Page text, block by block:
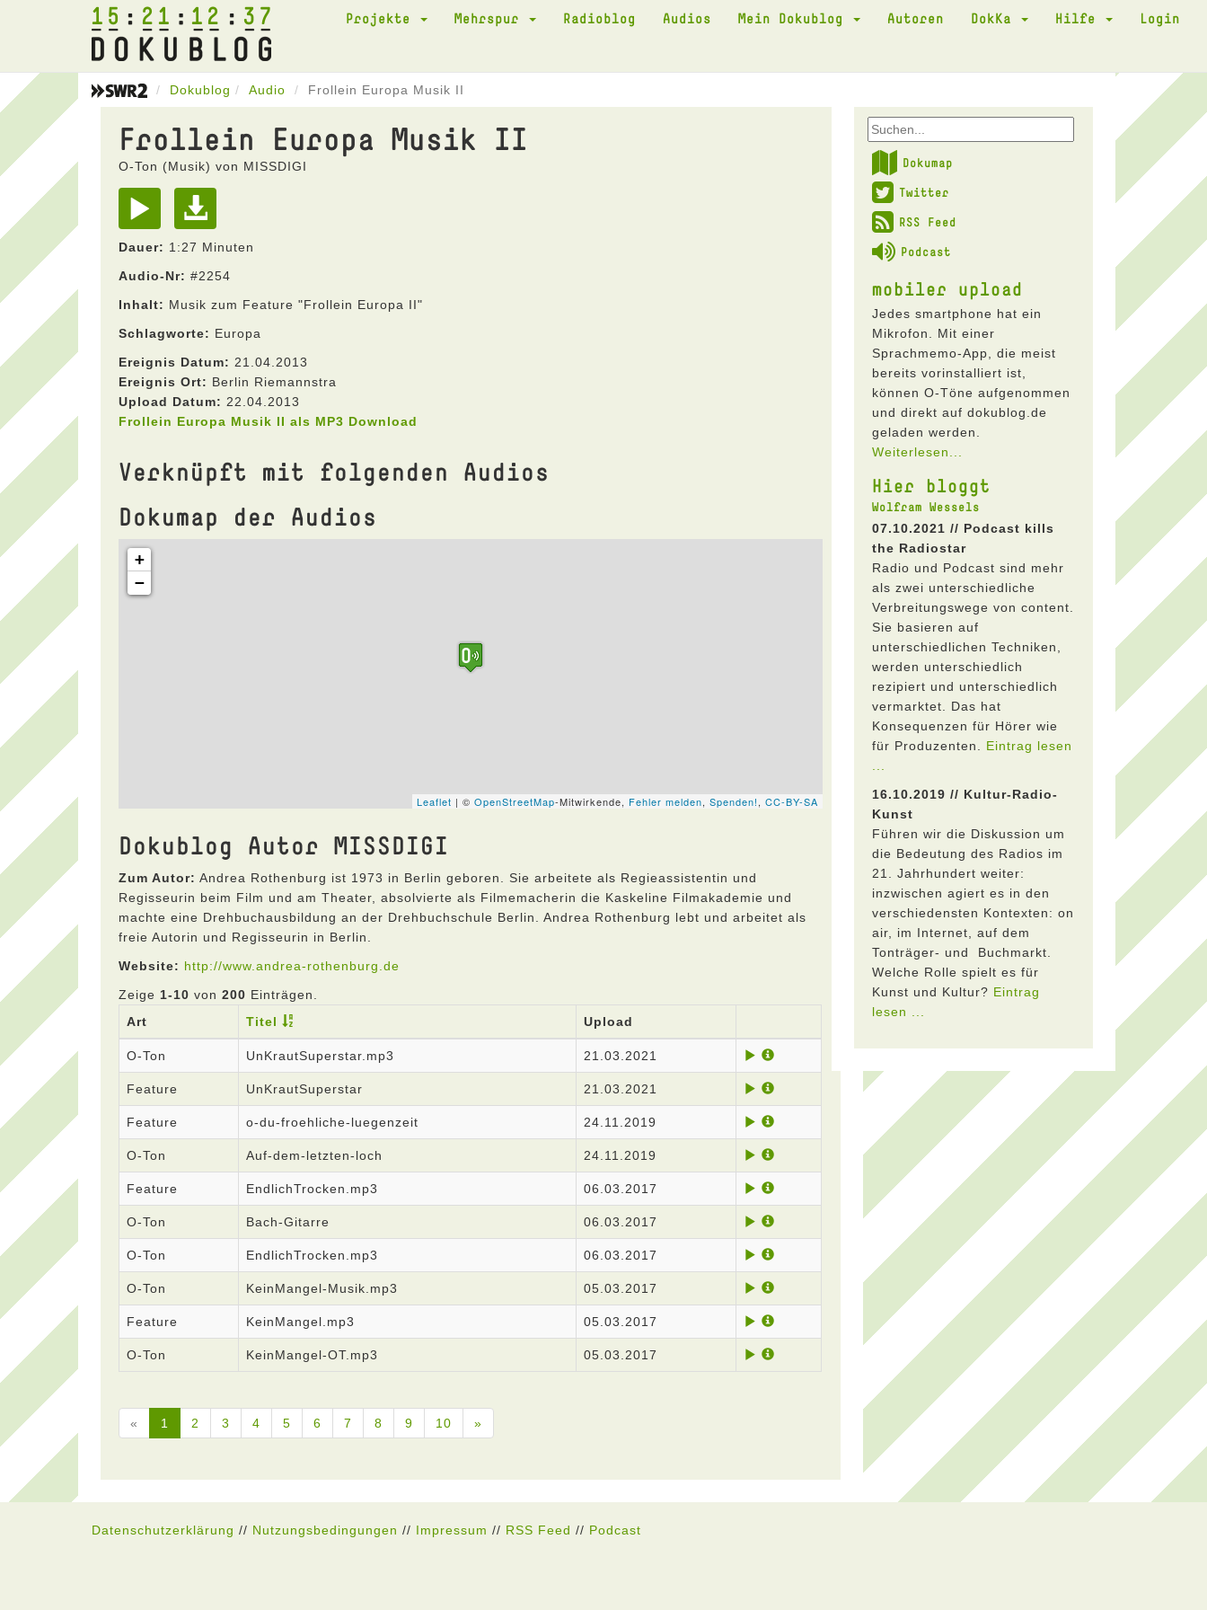
15 21 12 37 Projekte Mehrspur Radioblog Audios Mein Dokublog Autoren DokKa Hilfe Login
Dokublog Audio Frollein Europa Musik II
Frollein Europa Musik II
O-Ton (Musik) von MISSDIGI
Dauer: 1:27 Minuten
Audio-Nr: #2254
Inhalt: Musik zum Feature "Frollein Europa II"
Schlagworte: Europa
Ereignis Datum: 21.04.2013
Ereignis Ort: Berlin Riemannstra
Upload Datum: 22.04.2013
Frollein Europa Musik II als MP3 Download
Verknüpft mit folgenden Audios
Dokumap der Audios
Dokublog Autor MISSDIGI
Zum Autor: Andrea Rothenburg ist 1973 in Berlin geboren. Sie arbeitete als Regieassistentin und
Regisseurin beim Film und am Theater, absolvierte als Filmemacherin die Kaskeline Filmakademie und
machte eine Drehbuchausbildung an der Drehbuchschule Berlin. Andrea Rothenburg lebt und arbeitet als
freie Autorin und Regisseurin in Berlin.
Website: http://www.andrea-rothenburg.de
Zeige 1-10 von 200 Einträgen.
Art
Titel Upload
O-Ton UnKrautSuperstar.mp3 21.03.2021
Feature UnKrautSuperstar 21.03.2021
Feature o-du-froehliche-luegenzeit 24.11.2019
O-Ton Auf-dem-letzten-loch 24.11.2019
Feature EndlichTrocken.mp3 06.03.2017
O-Ton Bach-Gitarre 06.03.2017
O-Ton EndlichTrocken.mp3 06.03.2017
O-Ton KeinMangel-Musik.mp3 05.03.2017
Feature KeinMangel.mp3 05.03.2017
O-Ton KeinMangel-OT.mp3 05.03.2017
« 1 2 3 4 5 6 7 8 9 10 »
Dokumap
Twitter
RSS Feed
Podcast
mobiler upload
Jedes smartphone hat ein
Mikrofon. Mit einer
Sprachmemo-App, die meist
bereits vorinstalliert ist,
können O-Töne aufgenommen
und direkt auf dokublog.de
geladen werden.
Weiterlesen...
Hier bloggt
Wolfram Wessels
07.10.2021 // Podcast kills
the Radiostar
Radio und Podcast sind mehr
als zwei unterschiedliche
Verbreitungswege von content.
Sie basieren auf
unterschiedlichen Techniken,
werden unterschiedlich
rezipiert und unterschiedlich
vermarktet. Das hat
Konsequenzen für Hörer wie
für Produzenten. Eintrag lesen
16.10.2019 // Kultur-Radio-
Kunst
Führen wir die Diskussion um
die Bedeutung des Radios im
21. Jahrhundert weiter:
inzwischen agiert es in den
verschiedensten Kontexten: on
air, im Internet, auf dem
Tonträger- und Buchmarkt.
Welche Rolle spielt es für
Kunst und Kultur? Eintrag
lesen ...
Datenschutzerklärung // Nutzungsbedingungen // Impressum // RSS Feed // Podcast